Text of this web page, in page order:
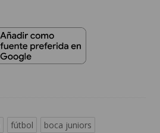
fútbol
boca juniors